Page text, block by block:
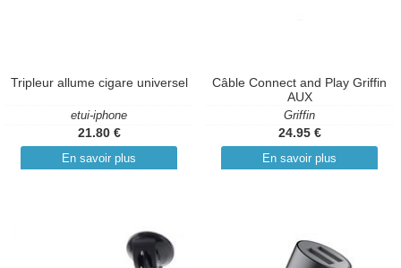
Tripleur allume cigare universel
etui-iphone
21.80 €
En savoir plus
Câble Connect and Play Griffin
AUX
Griffin
24.95 €
En savoir plus